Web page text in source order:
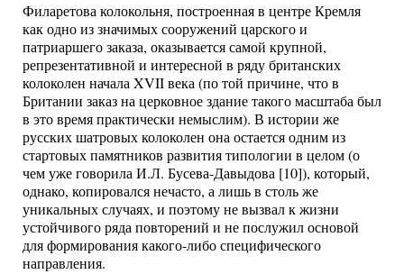
Филаретова колокольня, построенная в центре Кремля
как одно из значимых сооружений царского и
патриаршего заказа, оказывается самой крупной,
репрезентативной и интересной в ряду британских
колоколен начала XVII века (по той причине, что в
Британии заказ на церковное здание такого масштаба был
в это время практически немыслим). В истории же
русских шатровых колоколен она остается одним из
стартовых памятников развития типологии в целом (о
чем уже говорила И.Л. Бусева-Давыдова [10]), который,
однако, копировался нечасто, а лишь в столь же
уникальных случаях, и поэтому не вызвал к жизни
устойчивого ряда повторений и не послужил основой
для формирования какого-либо специфического
направления.